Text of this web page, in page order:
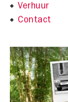
Verhuur
Contact